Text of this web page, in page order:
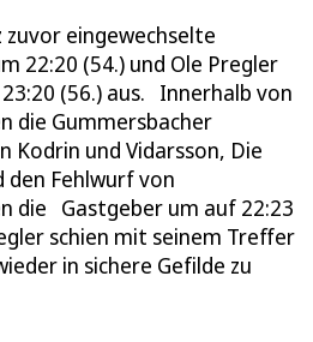
eingewechselte
22:20 (54.) und Ole Pregler
(56.) aus. Innerhalb von
die Gummersbacher
Kodrin und Vidarsson, Die
den Fehlwurf von
die Gastgeber um auf 22:23
schien mit seinem Treffer
in sichere Gefilde zu